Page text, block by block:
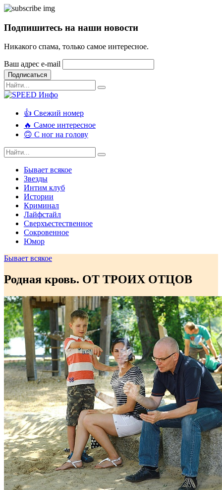
Подпишитесь на наши новости
Никакого спама, только самое интересное.
Ваш адрес e-mail
Подписаться
👍 Свежий номер
🔥 Самое интересное
🙃 С ног на голову
Бывает всякое
Звезды
Интим клуб
Истории
Криминал
Лайфстайл
Сверхъестественное
Сокровенное
Юмор
Бывает всякое
Родная кровь. ОТ ТРОИХ ОТЦОВ